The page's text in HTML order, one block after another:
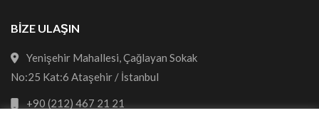
BİZE ULAŞIN
Yenişehir Mahallesi, Çağlayan Sokak
No:25 Kat:6 Ataşehir / İstanbul
+90 (212) 467 21 21